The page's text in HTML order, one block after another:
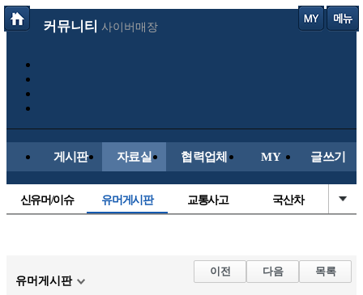
커뮤니티 사이버매장
게시판 자료실 협력업체 MY 글쓰기
신유머/이슈 유머게시판 교통사고 국산차
자유사진 군사/무기
트럭/버스
유머게시판
이전 다음 목록